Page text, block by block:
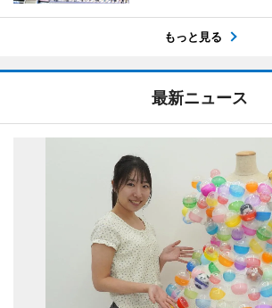
もっと見る
最新ニュース